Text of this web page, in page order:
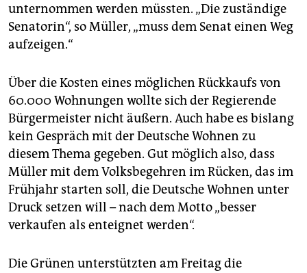
unternommen werden müssten. „Die zuständige
Senatorin“, so Müller, „muss dem Senat einen Weg
aufzeigen.“
Über die Kosten eines möglichen Rückkaufs von
60.000 Wohnungen wollte sich der Regierende
Bürgermeister nicht äußern. Auch habe es bislang
kein Gespräch mit der Deutsche Wohnen zu
diesem Thema gegeben. Gut möglich also, dass
Müller mit dem Volksbegehren im Rücken, das im
Frühjahr starten soll, die Deutsche Wohnen unter
Druck setzen will – nach dem Motto „besser
verkaufen als enteignet werden“.
Die Grünen unterstützten am Freitag die